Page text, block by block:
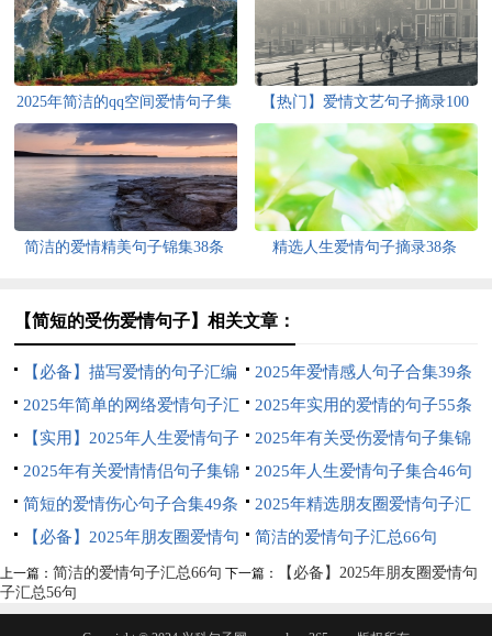
2025年简洁的qq空间爱情句子集
合75条
【热门】爱情文艺句子摘录100
句
简洁的爱情精美句子锦集38条 精选人生爱情句子摘录38条
【简短的受伤爱情句子】相关文章：
【必备】描写爱情的句子汇编
65条
2025年爱情感人句子合集39条
2025年简单的网络爱情句子汇
编88句
2025年实用的爱情的句子55条
【实用】2025年人生爱情句子
集锦85句
2025年有关受伤爱情句子集锦
49条
2025年有关爱情情侣句子集锦
85条
2025年人生爱情句子集合46句
简短的爱情伤心句子合集49条
2025年精选朋友圈爱情句子汇
编46条
【必备】2025年朋友圈爱情句
子汇总56句
简洁的爱情句子汇总66句
上一篇： 简洁的爱情句子汇总66句 下一篇：
【必备】2025年朋友圈爱情句
子汇总56句